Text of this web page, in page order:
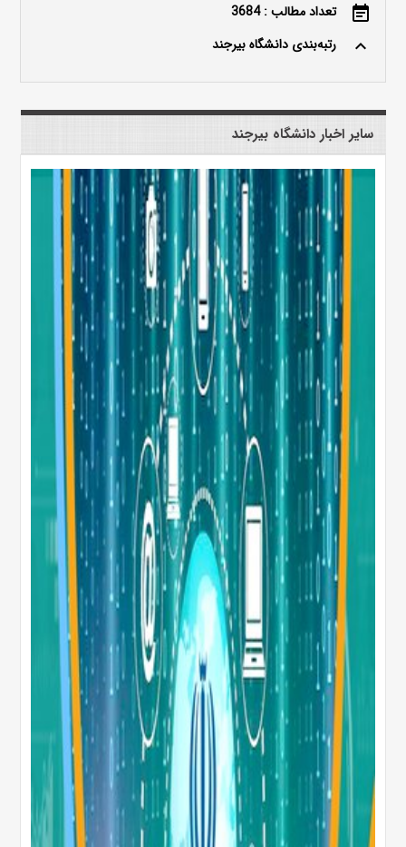
event_note تعداد مطالب : 3684
keyboard_arrow_up رتبه‌بندی دانشگاه بیرجند
سایر اخبار دانشگاه بیرجند